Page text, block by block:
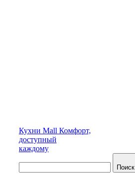
Кухни Mall Комфорт,
доступный
каждому
Поиск